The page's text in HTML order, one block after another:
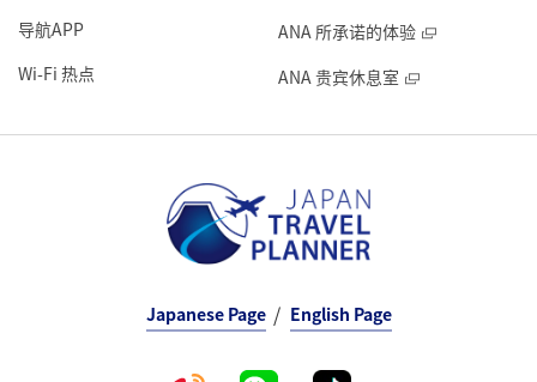
导航APP
Wi-Fi 热点
ANA 所承诺的体验
ANA 贵宾休息室
Japanese Page English Page